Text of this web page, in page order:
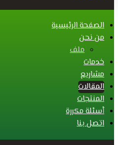
الصفحة الرئيسية
من نحن
ملف
خدمات
مشاريع
المقالات
المنتجات
أسئلة مكررة
اتصل بنا